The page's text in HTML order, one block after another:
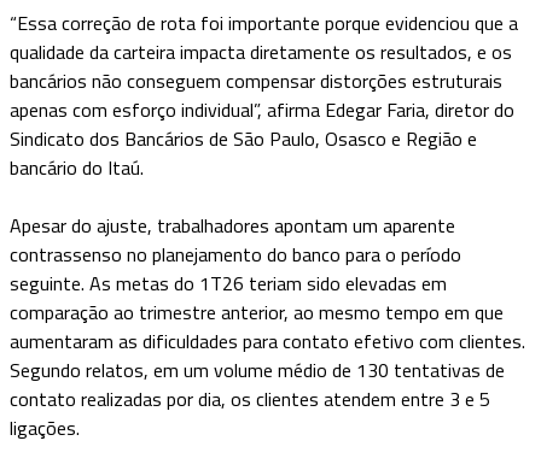
“Essa correção de rota foi importante porque evidenciou que a
qualidade da carteira impacta diretamente os resultados, e os
bancários não conseguem compensar distorções estruturais
apenas com esforço individual”, afirma Edegar Faria, diretor do
Sindicato dos Bancários de São Paulo, Osasco e Região e
bancário do Itaú.
Apesar do ajuste, trabalhadores apontam um aparente
contrassenso no planejamento do banco para o período
seguinte. As metas do 1T26 teriam sido elevadas em
comparação ao trimestre anterior, ao mesmo tempo em que
aumentaram as dificuldades para contato efetivo com clientes.
Segundo relatos, em um volume médio de 130 tentativas de
contato realizadas por dia, os clientes atendem entre 3 e 5
ligações.